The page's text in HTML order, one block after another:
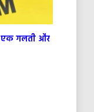
एक गलती और